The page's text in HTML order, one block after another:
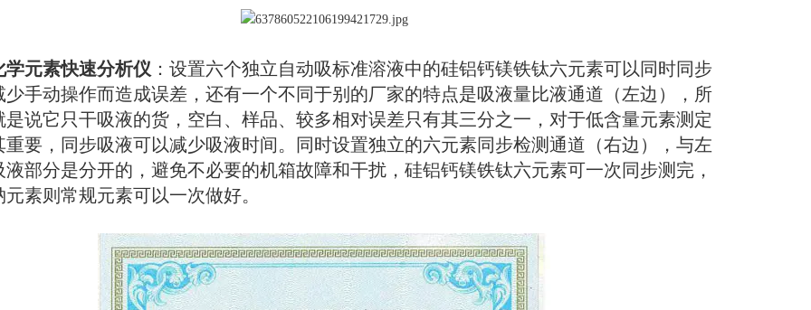
学元素快速分析仪 ：设置六个独立自动吸标准溶液中的硅铝钙镁铁钛六元素可以同时同步
少手动操作而造成误差，还有一个不同于别的厂家的特点是吸液量比液通道（左边），所
是说它只干吸液的货，空白、样品、较多相对误差只有其三分之一，对于低含量元素测定
重要，同步吸液可以减少吸液时间。同时设置独立的六元素同步检测通道（右边），与左
液部分是分开的，避免不必要的机箱故障和干扰，硅铝钙镁铁钛六元素可一次同步测完，
素则常规元素可以一次做好。